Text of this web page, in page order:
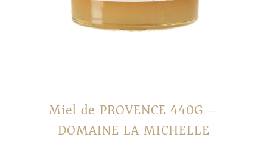
Miel de PROVENCE 440G –
DOMAINE LA MICHELLE